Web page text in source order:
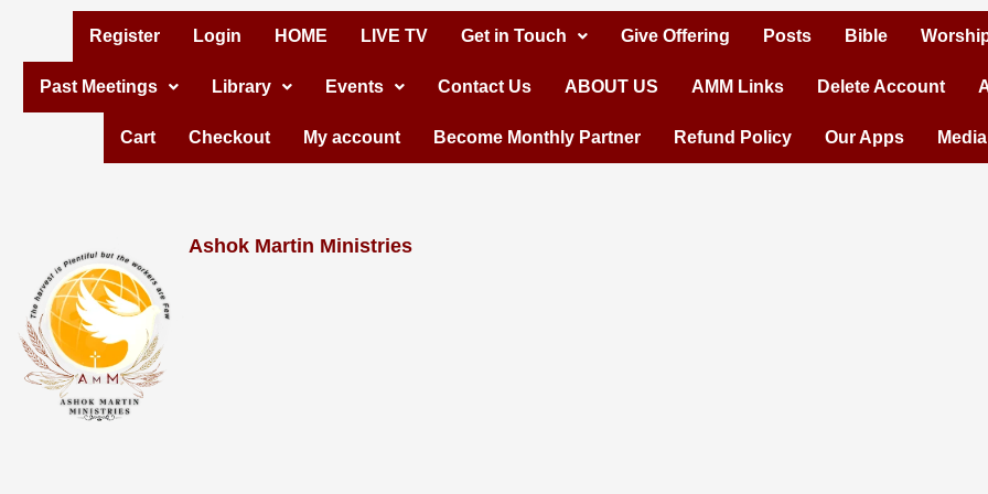
content
Register Login HOME LIVE TV Get in Touch Give Offering Posts Bible
Past Meetings Library Events Contact Us ABOUT US AMM Links Delete Account
Cart Checkout My account Become Monthly Partner Refund Policy Our Apps
Ashok Martin Ministries